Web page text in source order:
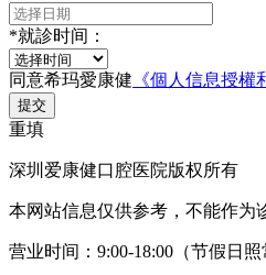
*就診时间：
同意希玛愛康健 《個人信息授權
提交
重填
深圳爱康健口腔医院版权所有
本网站信息仅供参考，不能作为
营业时间：9:00-18:00（节假日照